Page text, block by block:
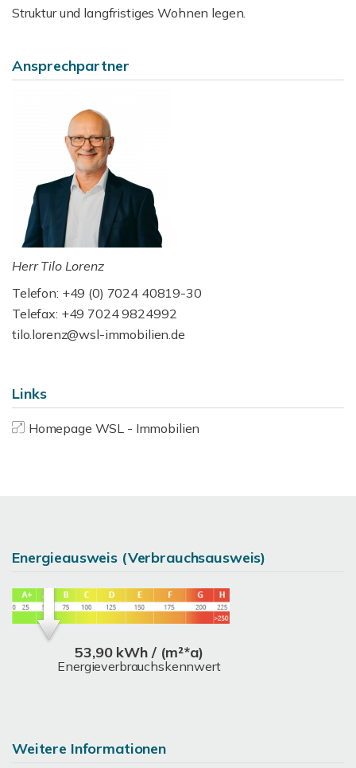
Struktur und langfristiges Wohnen legen.
Ansprechpartner
Herr Tilo Lorenz
Telefon: +49 (0) 7024 40819-30
Telefax: +49 7024 9824992
tilo.lorenz@wsl-immobilien.de
Links
Homepage WSL - Immobilien
Energieausweis (Verbrauchsausweis)
53,90 kWh / (m²*a)
Energieverbrauchskennwert
Weitere Informationen